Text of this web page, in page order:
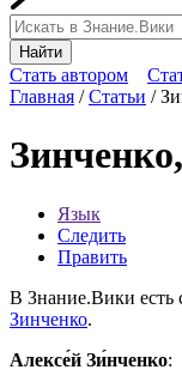
Найти
Стать автором
Главная /Статьи /
Язык
Следить
Править
В Знание.Вики есть
Зинченко.
Алексе́й Зи́нченко: